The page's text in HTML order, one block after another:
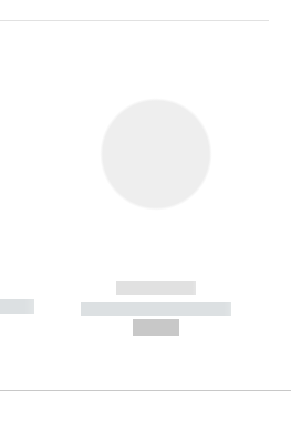
------------
----------- -----------